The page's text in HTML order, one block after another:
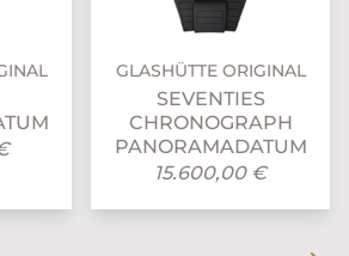
GLASHÜTTE ORIGINAL
SEVENTIES
CHRONOGRAPH
PANORAMADATUM
15.600,00 €